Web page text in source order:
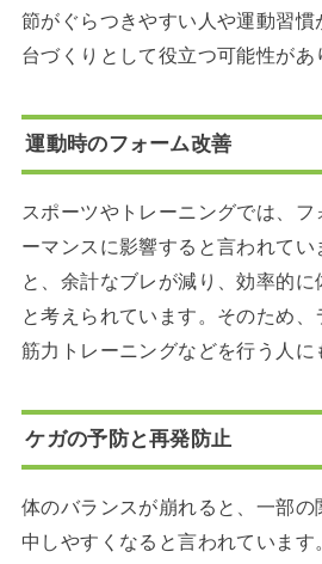
節がぐらつきやすい人や運動習慣
台づくりとして役立つ可能性があ
運動時のフォーム改善
スポーツやトレーニングでは、
ーマンスに影響すると言われてい
と、余計なブレが減り、効率的
と考えられています。そのため、
筋力トレーニングなどを行う人に
ケガの予防と再発防止
体のバランスが崩れると、一部
中しやすくなると言われていま